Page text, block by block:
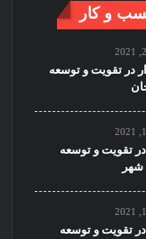
و کار
در تقویت و توسعه
در تقویت و توسعه
در تقویت و توسعه